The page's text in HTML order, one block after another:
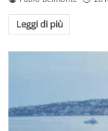
Leggi di più